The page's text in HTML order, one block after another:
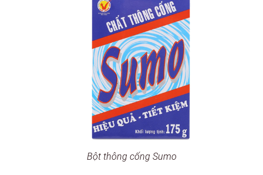
Bột thông cống Sumo